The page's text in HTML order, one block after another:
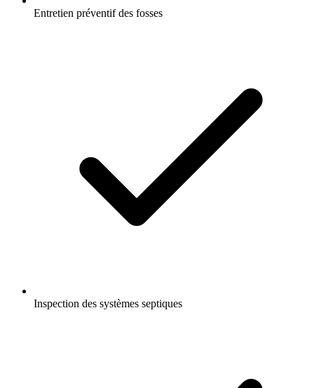
Entretien préventif des fosses
Inspection des systèmes septiques